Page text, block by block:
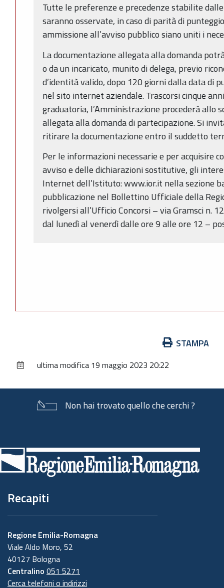
Tutte le preferenze e precedenze stabilite
saranno osservate, in caso di parità di
ammissione all’avviso pubblico siano uniti i
La documentazione allegata alla domanda
o da un incaricato, munito di delega, previo
d’identità valido, dopo 120 giorni dalla data di
nel sito internet aziendale. Trascorsi cinque
graduatoria, l’Amministrazione procederà allo
allegata alla domanda di partecipazione. Si
ritirare la documentazione entro il suddetto
Per le informazioni necessarie e per acquisire
avviso e delle dichiarazioni sostitutive, gli
Internet dell’Istituto: www.ior.it nella sezione
pubblicazione nel Bollettino Ufficiale della
rivolgersi all’Ufficio Concorsi – via Gramsci n.
dal lunedì al venerdì dalle ore 9 alle ore 12 –
documento
STAMPA
ultima modifica 19 maggio 2023 20:22
Non hai trovato quello che cerchi ?
di
pagina
Recapiti
Regione Emilia-Romagna
Viale Aldo Moro, 52
40127 Bologna
Centralino 051 5271
Cerca telefoni o indirizzi